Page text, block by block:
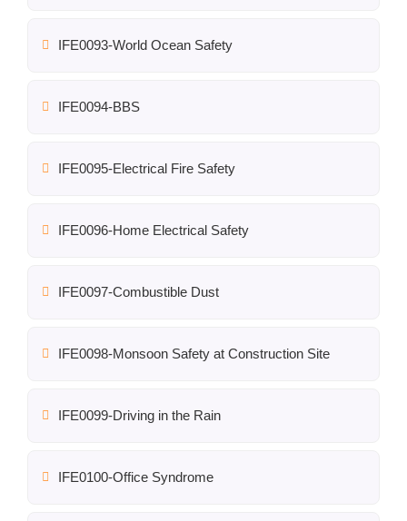
IFE0093-World Ocean Safety
IFE0094-BBS
IFE0095-Electrical Fire Safety
IFE0096-Home Electrical Safety
IFE0097-Combustible Dust
IFE0098-Monsoon Safety at Construction Site
IFE0099-Driving in the Rain
IFE0100-Office Syndrome